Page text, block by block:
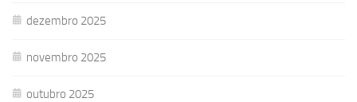
dezembro 2025
novembro 2025
outubro 2025